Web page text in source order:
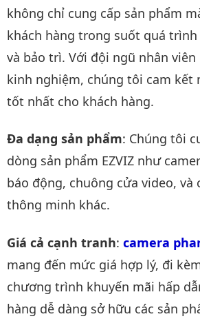
không chỉ cung cấp sản phẩm
khách hàng trong suốt quá
và bảo trì. Với đội ngũ nhân
kinh nghiệm, chúng tôi cam kết
tốt nhất cho khách hàng.
Đa dạng sản phẩm: Chúng tôi
dòng sản phẩm EZVIZ như
báo động, chuông cửa video, và
thông minh khác.
Giá cả cạnh tranh: camera
mang đến mức giá hợp lý, đi
chương trình khuyến mãi hấp
hàng dễ dàng sở hữu các sản